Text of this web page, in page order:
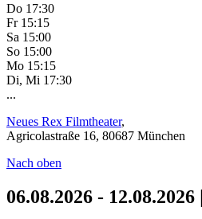
Do 17:30
Fr 15:15
Sa 15:00
So 15:00
Mo 15:15
Di, Mi 17:30
...
Neues Rex Filmtheater,
Agricolastraße 16, 80687 München
Nach oben
06.08.2026 -